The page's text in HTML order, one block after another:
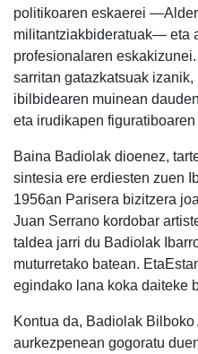
politikoaren eskaerei
militantziakbideratuak— eta
profesionalaren
sarritan gatazkatsuak
ibilbidearen muinean
eta irudikapen
Baina Badiolak dioenez,
sintesia ere erdiesten zuen
1956an Parisera bizitzera
Juan Serrano kordobar
taldea jarri du Badiolak
muturretako batean.
egindako lana koka daiteke
Kontua da, Badiolak
aurkezpenean gogoratu